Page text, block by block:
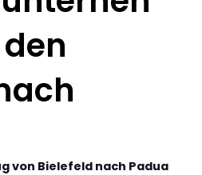
von Bielefeld nach Padua